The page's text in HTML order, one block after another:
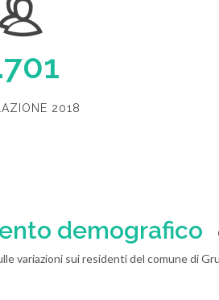
2018
demografico
variazioni sui residenti del comune di